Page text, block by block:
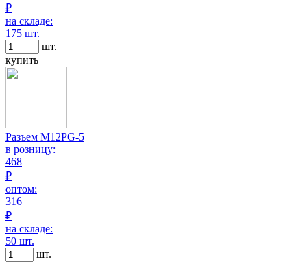
₽
на складе:
175 шт.
шт.
купить
Разъем M12PG-5
в розницу:
468
₽
оптом:
316
₽
на складе:
50 шт.
шт.